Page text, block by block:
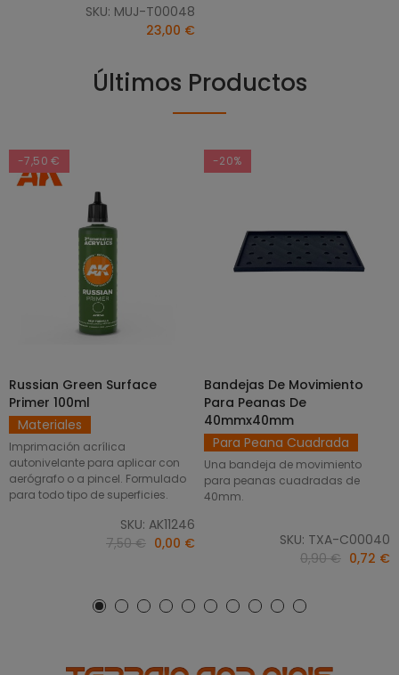
SKU: MUJ-T00048
23,00 €
Últimos Productos
-7,50 €
AÑADIR AL CARRITO
Russian Green Surface
Primer 100ml
Materiales
Imprimación acrílica
autonivelante para aplicar con
aerógrafo o a pincel. Formulado
para todo tipo de superficies.
SKU: AK11246
7,50 € 0,00 €
-20%
SELECCIONAR OPCIONES
Bandejas De Movimiento
Para Peanas De
40mmx40mm
Para Peana Cuadrada
Una bandeja de movimiento
para peanas cuadradas de
40mm.
SKU: TXA-C00040
0,90 € 0,72 €